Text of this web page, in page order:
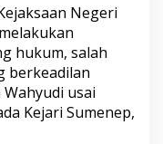
Negeri
hukum, salah
berkeadilan
usai
Kejari Sumenep,